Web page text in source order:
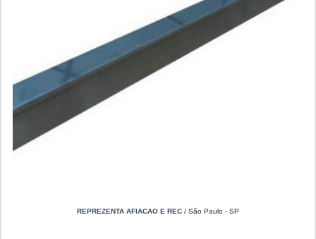
REPREZENTA AFIACAO E REC / São Paulo - SP